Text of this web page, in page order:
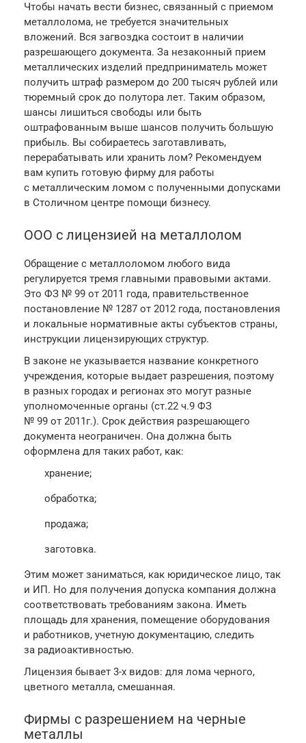
Чтобы начать вести бизнес, связанный с приемом
металлолома, не требуется значительных
вложений. Вся загвоздка состоит в наличии
разрешающего документа. За незаконный прием
металлических изделий предприниматель может
получить штраф размером до 200 тысяч рублей или
тюремный срок до полутора лет. Таким образом,
шансы лишиться свободы или быть
оштрафованным выше шансов получить большую
прибыль. Вы собираетесь заготавливать,
перерабатывать или хранить лом? Рекомендуем
вам купить готовую фирму для работы
с металлическим ломом с полученными допусками
в Столичном центре помощи бизнесу.
ООО с лицензией на металлолом
Обращение с металлоломом любого вида
регулируется тремя главными правовыми актами.
Это ФЗ № 99 от 2011 года, правительственное
постановление № 1287 от 2012 года, постановления
и локальные нормативные акты субъектов страны,
инструкции лицензирующих структур.
В законе не указывается название конкретного
учреждения, которые выдает разрешения, поэтому
в разных городах и регионах это могут разные
уполномоченные органы (ст.22 ч.9 ФЗ
№ 99 от 2011г.). Срок действия разрешающего
документа неограничен. Она должна быть
оформлена для таких работ, как:
хранение;
обработка;
продажа;
заготовка.
Этим может заниматься, как юридическое лицо, так
и ИП. Но для получения допуска компания должна
соответствовать требованиям закона. Иметь
площадь для хранения, помещение оборудования
и работников, учетную документацию, следить
за радиоактивностью.
Лицензия бывает 3-х видов: для лома черного,
цветного металла, смешанная.
Фирмы с разрешением на черные
металлы